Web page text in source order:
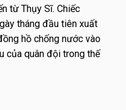
từ Thụy Sĩ. Chiếc
tháng đầu tiên xuất
hồ chống nước vào
của quân đội trong thế